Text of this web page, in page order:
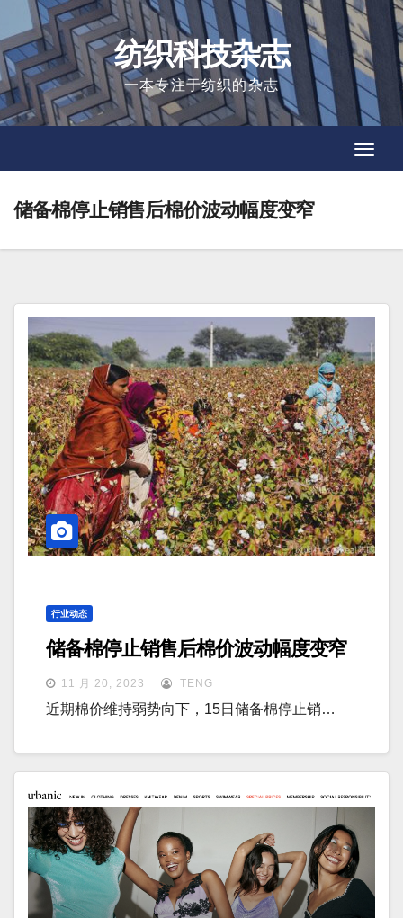
to
content
纺织科技杂志
一本专注于纺织的杂志
储备棉停止销售后棉价波动幅度变窄
行业动态
储备棉停止销售后棉价波动幅度变窄
11 月 20, 2023 TENG
近期棉价维持弱势向下，15日储备棉停止销…